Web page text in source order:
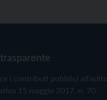
i contributi pubblici
15 maggio 2017, n. 70.